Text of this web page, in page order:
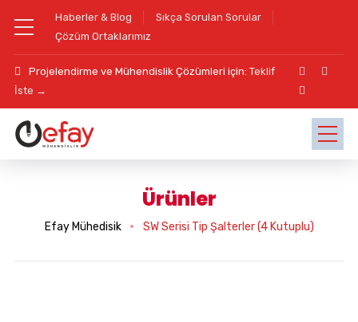
Haberler & Blog
Sıkça Sorulan Sorular
Çözüm Ortaklarımız
Projelendirme ve Mühendislik Çözümleri için: Teklif
İste →
Ürünler
Efay Mühedisik SW Serisi Tip Şalterler (4 Kutuplu)